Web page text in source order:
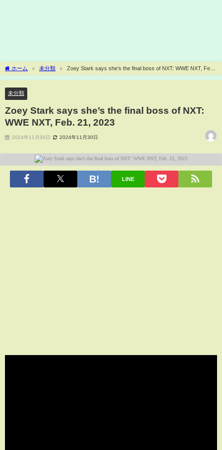
ホーム 未分類
Zoey Stark says she’s the final boss of NXT: WWE NXT, Feb.
21, 2023
未分類
Zoey Stark says she’s the final boss of NXT:
WWE NXT, Feb. 21, 2023
2024年11月30日 2024年11月30日
LINE